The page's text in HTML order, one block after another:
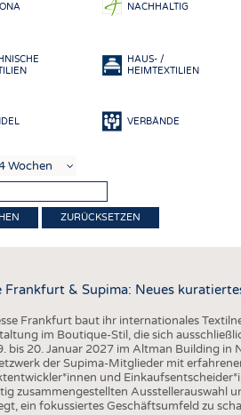
LEADERSHIP NACHHALTIG
HAUS- /
HEIMTEXTILIEN
VERBÄNDE
ZURÜCKSETZEN
Frankfurt & Supima: Neues
Frankfurt baut ihr internationales
im Boutique-Stil, die sich
bis 20. Januar 2027 im Altman Building in
der Supima-Mitglieder mit
und
zusammengestellten Ausstellerauswahl
ein fokussiertes Geschäftsumfeld zu